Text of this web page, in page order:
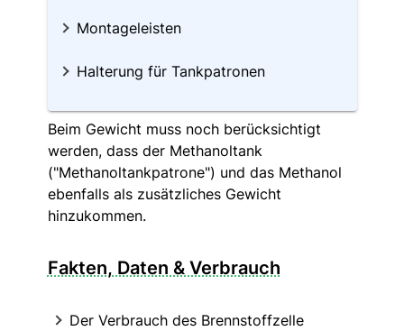
Montageleisten
Halterung für Tankpatronen
Beim Gewicht muss noch berücksichtigt
werden, dass der Methanoltank
("Methanoltankpatrone") und das Methanol
ebenfalls als zusätzliches Gewicht
hinzukommen.
Fakten, Daten & Verbrauch
Der Verbrauch des Brennstoffzelle